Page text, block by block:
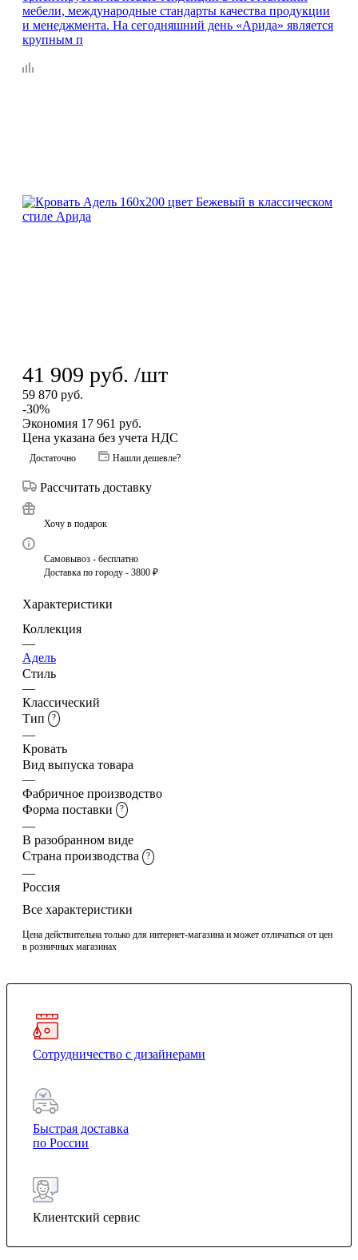
41 909 руб. /шт
59 870 руб.
-30%
Экономия 17 961 руб.
Цена указана без учета НДС
Достаточно Нашли дешевле?
Рассчитать доставку
Хочу в подарок
Самовывоз - бесплатно
Доставка по городу - 3800 ₽
Характеристики
Коллекция
—
Адель
Стиль
—
Классический
Тип
?
—
Кровать
Вид выпуска товара
—
Фабричное производство
Форма поставки
?
—
В разобранном виде
Страна производства
?
—
Россия
Все характеристики
Цена действительна только для интернет-магазина и может отличаться от цен
в розничных магазинах
Сотрудничество с дизайнерами
Быстрая доставка
по России
Клиентский сервис